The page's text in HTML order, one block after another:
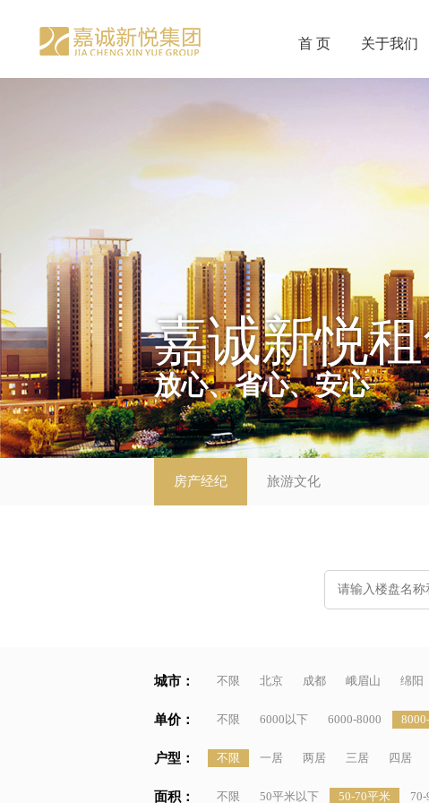
首 页 关于我们
嘉诚新悦
放心、省心、安心
房产经纪 旅游文化
城市： 不限 北京 成都 峨眉山 绵阳
单价： 不限 6000以下 6000-8000
户型： 不限 一居 两居 三居 四居
面积： 不限 50平米以下 50-70平米